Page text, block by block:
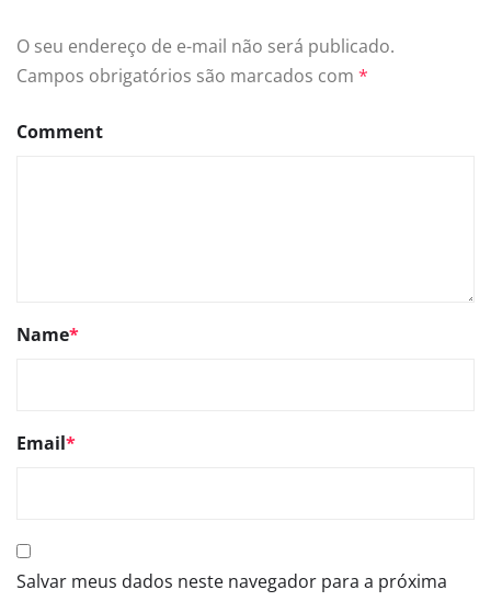
O seu endereço de e-mail não será publicado.
Campos obrigatórios são marcados com *
Comment
Name*
Email*
Salvar meus dados neste navegador para a próxima